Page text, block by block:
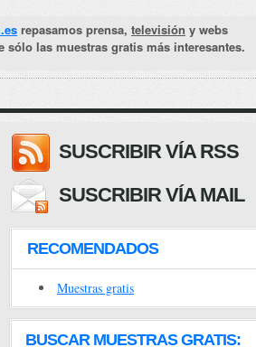
repasamos prensa, televisión y webs
sólo las muestras gratis más interesantes.
SUSCRIBIR VÍA RSS
SUSCRIBIR VÍA MAIL
RECOMENDADOS
Muestras gratis
BUSCAR MUESTRAS GRATIS: